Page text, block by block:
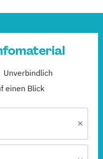
Unverbindlich
einen Blick